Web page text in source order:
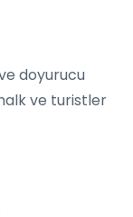
doyurucu
ve turistler